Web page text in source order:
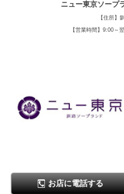
ニュー東京ソープ
【住所】
【営業時間】9:00～
お店に電話する